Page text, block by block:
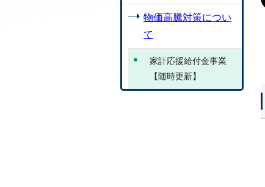
物価高騰対策につい
て
家計応援給付金事業
【随時更新】